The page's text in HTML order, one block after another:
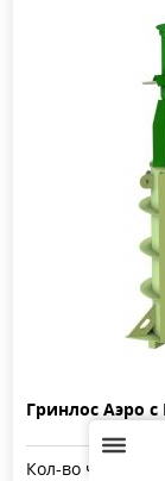
Гринлос Аэро
Кол-во человек: